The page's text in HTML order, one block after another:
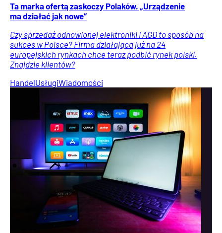
Ta marka ofertą zaskoczy Polaków. „Urządzenie
ma działać jak nowe”
Czy sprzedaż odnowionej elektroniki i AGD to sposób na
sukces w Polsce? Firma działająca już na 24
europejskich rynkach chce teraz podbić rynek polski.
Znajdzie klientów?
HandelUsługiWiadomości